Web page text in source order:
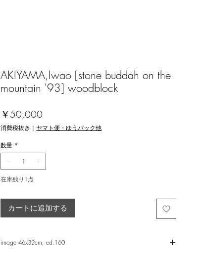
AKIYAMA,Iwao [stone buddah on the
mountain '93] woodblock
￥50,000
格
消費税抜き | ヤマト便・ゆうパック他
数量 *
在庫残り1点
カートに追加する
image 46x32cm, ed.160